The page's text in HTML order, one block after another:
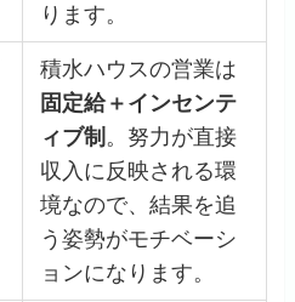
ります。
積水ハウスの営業は
固定給＋インセンテ
ィブ制 。努力が直接
収入に反映される環
境なので、結果を追
う姿勢がモチベーシ
ョンになります。